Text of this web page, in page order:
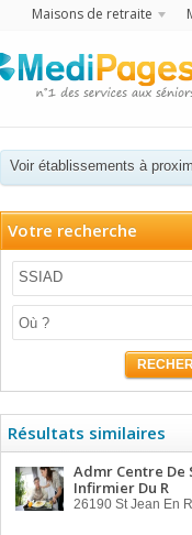
Maisons de retraite
Voir établissements à
Votre recherche
SSIAD
Résultats similaires
Admr Centre De
Infirmier Du R
26190 St Jean En